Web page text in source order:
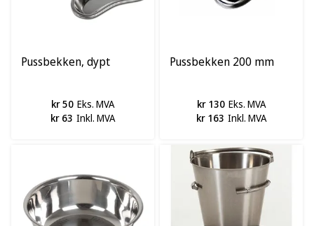
Pussbekken, dypt
kr 50 Eks. MVA
kr 63 Inkl. MVA
Pussbekken 200 mm
kr 130 Eks. MVA
kr 163 Inkl. MVA